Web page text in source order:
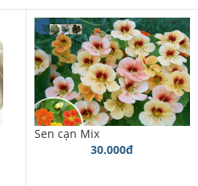
Sen cạn Mix
30.000đ